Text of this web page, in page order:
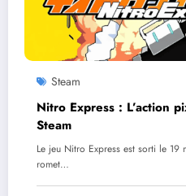
Steam
Nitro Express : L’action
Steam
Le jeu Nitro Express est sorti le
romet…